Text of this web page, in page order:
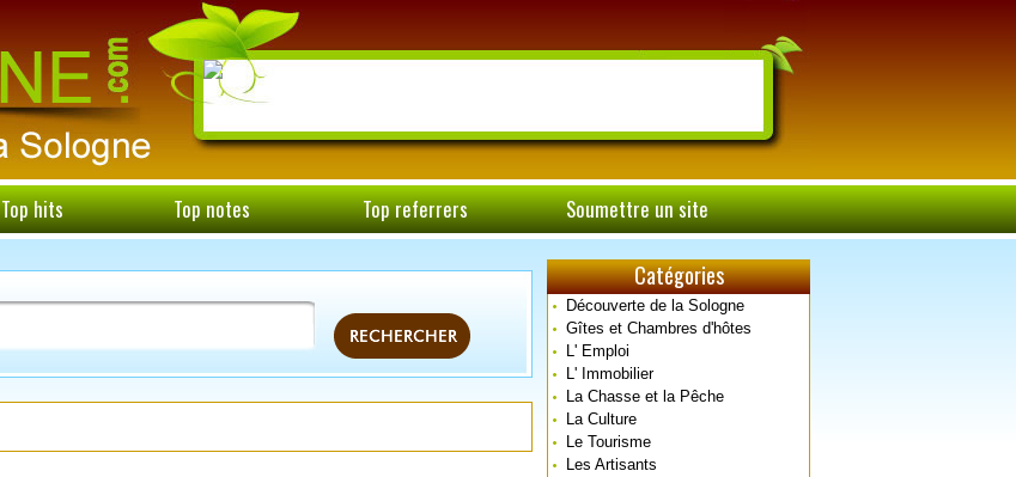
Top hits Top notes Top referrers Soumettre un site
Catégories
Découverte de la Sologne
Gîtes et Chambres d'hôtes
L' Emploi
L' Immobilier
La Chasse et la Pêche
La Culture
Le Tourisme
Les Artisants